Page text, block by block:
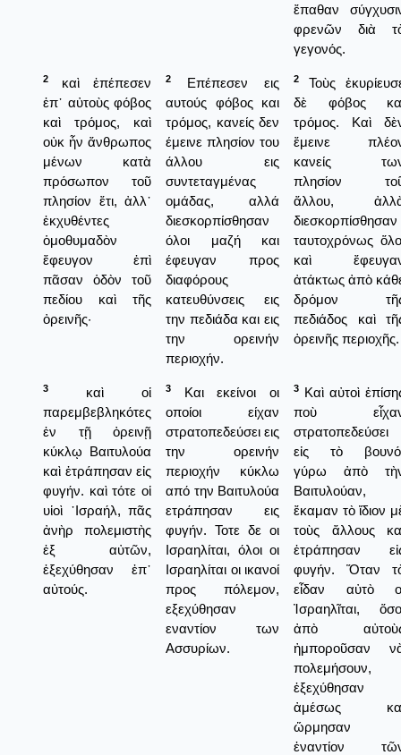
ἔπαθαν
φρενῶν διὰ
γεγονός.
2
καὶ ἐπέπεσεν
ἐπ᾿ αὐτοὺς φόβος
καὶ τρόμος, καὶ
οὐκ ἦν ἄνθρωπος
μένων κατὰ
πρόσωπον τοῦ
πλησίον ἔτι, ἀλλ᾿
ἐκχυθέντες
ὁμοθυμαδὸν
ἔφευγον ἐπὶ
πᾶσαν ὁδὸν τοῦ
πεδίου καὶ τῆς
ὀρεινῆς·
2
Επέπεσεν εις
αυτούς φόβος και
τρόμος, κανείς δεν
έμεινε πλησίον του
άλλου εις
συντεταγμένας
ομάδας, αλλά
διεσκορπίσθησαν
όλοι μαζή και
έφευγαν προς
διαφόρους
κατευθύνσεις εις
την πεδιάδα και εις
την ορεινήν
περιοχήν.
2
Τοὺς
δὲ φόβος
τρόμος. Καὶ
ἔμεινε
κανείς
πλησίον
ἄλλου,
διεσκορπίσθησαν
ταυτοχρόνως
καὶ
ἀτάκτως ἀπὸ
δρόμον
πεδιάδος καὶ
ὀρεινῆς περιοχῆς.
3
καὶ οἱ
παρεμβεβληκότες
ἐν τῇ ὀρεινῇ
κύκλῳ Βαιτυλούα
καὶ ἐτράπησαν εἰς
φυγήν. καὶ τότε οἱ
υἱοὶ ᾿Ισραήλ, πᾶς
ἀνὴρ πολεμιστὴς
ἐξ αὐτῶν,
ἐξεχύθησαν ἐπ᾿
αὐτούς.
3
Και εκείνοι οι
οποίοι είχαν
στρατοπεδεύσει εις
την ορεινήν
περιοχήν κύκλω
από την Βαιτυλούα
ετράπησαν εις
φυγήν. Τοτε δε οι
Ισραηλίται, όλοι οι
Ισραηλίται οι ικανοί
προς πόλεμον,
εξεχύθησαν
εναντίον των
Ασσυρίων.
3 Καὶ αὐτοὶ
ποὺ
στρατοπεδεύσει
εἰς τὸ
γύρω ἀπὸ
Βαιτυλούαν,
ἔκαμαν τὸ ἴδιον
τοὺς ἄλλους
ἐτράπησαν
φυγήν. Ὅταν
εἶδαν αὐτὸ
Ἰσραηλῖται,
ἀπὸ
ἠμποροῦσαν
πολεμήσουν,
ἐξεχύθησαν
ἀμέσως
ὥρμησαν
ἐναντίον